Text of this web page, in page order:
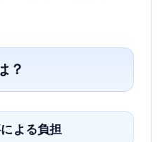
？
よる負担